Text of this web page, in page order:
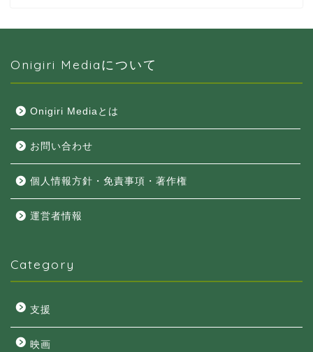
Onigiri Mediaについて
Onigiri Mediaとは
お問い合わせ
個人情報方針・免責事項・著作権
運営者情報
Category
支援
映画